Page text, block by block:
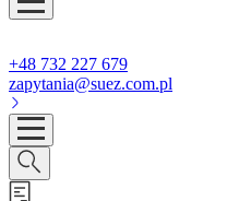
+48 732 227 679
zapytania@suez.com.pl